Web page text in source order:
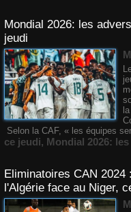
Mondial 2026: les
jeudi
Selon la CAF, « les équipes
ce jeudi, Mondial 2026:
Eliminatoires CAN 2024
l'Algérie face au Niger,